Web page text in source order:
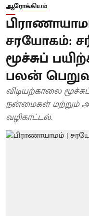
ஆரோக்கியம்
சரயோகம்:
மூச்சுப்
பலன்
விடியற்காலை
நன்மைகள் மற்றும்
வழிகாட்டல்.